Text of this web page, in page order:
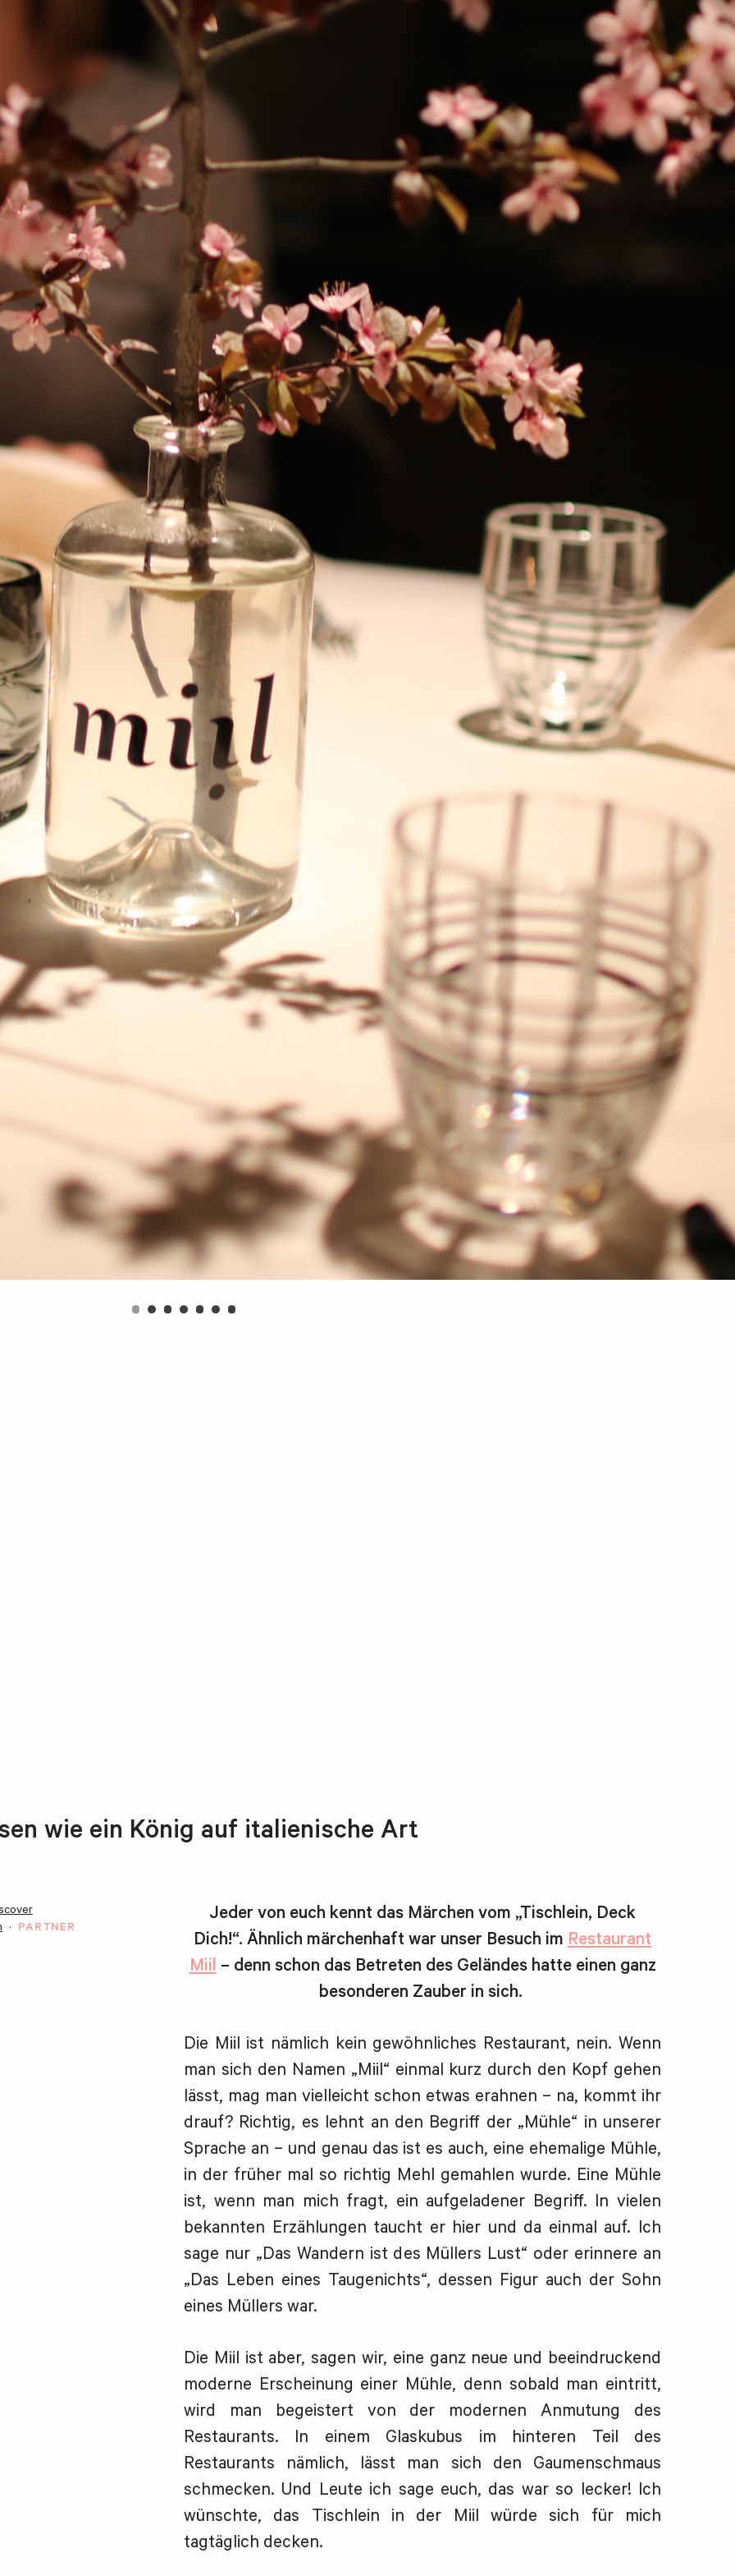
wie ein König auf italienische Art
PARTNER
Jeder von euch kennt das Märchen vom „Tischlein, Deck
Dich!“. Ähnlich märchenhaft war unser Besuch im Restaurant
Miil– denn schon das Betreten des Geländes hatte einen ganz
besonderen Zauber in sich.
Die Miil ist nämlich kein gewöhnliches Restaurant, nein. Wenn
man sich den Namen „Miil“ einmal kurz durch den Kopf gehen
lässt, mag man vielleicht schon etwas erahnen – na, kommt ihr
drauf? Richtig, es lehnt an den Begriff der „Mühle“ in unserer
Sprache an – und genau das ist es auch, eine ehemalige Mühle,
in der früher mal so richtig Mehl gemahlen wurde. Eine Mühle
ist, wenn man mich fragt, ein aufgeladener Begriff. In vielen
bekannten Erzählungen taucht er hier und da einmal auf. Ich
sage nur „Das Wandern ist des Müllers Lust“ oder erinnere an
„Das Leben eines Taugenichts“, dessen Figur auch der Sohn
eines Müllers war.
Die Miil ist aber, sagen wir, eine ganz neue und beeindruckend
moderne Erscheinung einer Mühle, denn sobald man eintritt,
wird man begeistert von der modernen Anmutung des
Restaurants. In einem Glaskubus im hinteren Teil des
Restaurants nämlich, lässt man sich den Gaumenschmaus
schmecken. Und Leute ich sage euch, das war so lecker! Ich
wünschte, das Tischlein in der Miil würde sich für mich
tagtäglich decken.